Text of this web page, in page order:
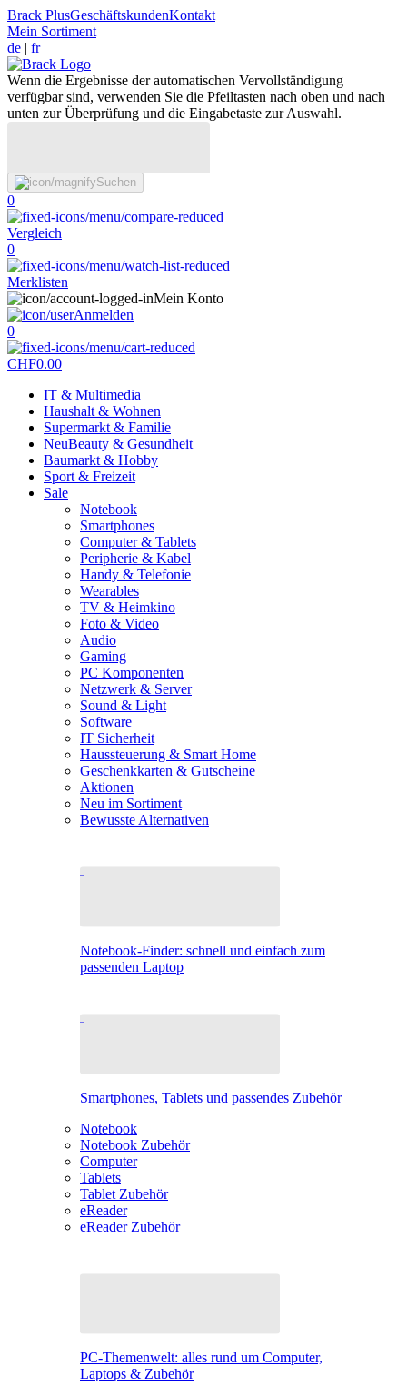
Brack PlusGeschäftskundenKontakt
Mein Sortiment
de | fr
Wenn die Ergebnisse der automatischen Vervollständigung
verfügbar sind, verwenden Sie die Pfeiltasten nach oben und nach
unten zur Überprüfung und die Eingabetaste zur Auswahl.
Suchen
0
Vergleich
0
Merklisten
Mein Konto
Anmelden
0
CHF0.00
IT & Multimedia
Haushalt & Wohnen
Supermarkt & Familie
NeuBeauty & Gesundheit
Baumarkt & Hobby
Sport & Freizeit
Sale
Notebook
Smartphones
Computer & Tablets
Peripherie & Kabel
Handy & Telefonie
Wearables
TV & Heimkino
Foto & Video
Audio
Gaming
PC Komponenten
Netzwerk & Server
Sound & Light
Software
IT Sicherheit
Haussteuerung & Smart Home
Geschenkkarten & Gutscheine
Aktionen
Neu im Sortiment
Bewusste Alternativen
Notebook-Finder: schnell und einfach zum
passenden Laptop
Smartphones, Tablets und passendes Zubehör
Notebook
Notebook Zubehör
Computer
Tablets
Tablet Zubehör
eReader
eReader Zubehör
PC-Themenwelt: alles rund um Computer,
Laptops & Zubehör